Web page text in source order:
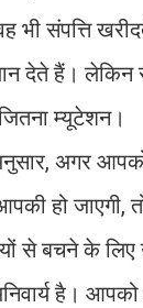
भी संपत्ति
देते हैं। लेकिन
म्यूटेशन।
अगर
हो
से बचने के
है। आपको